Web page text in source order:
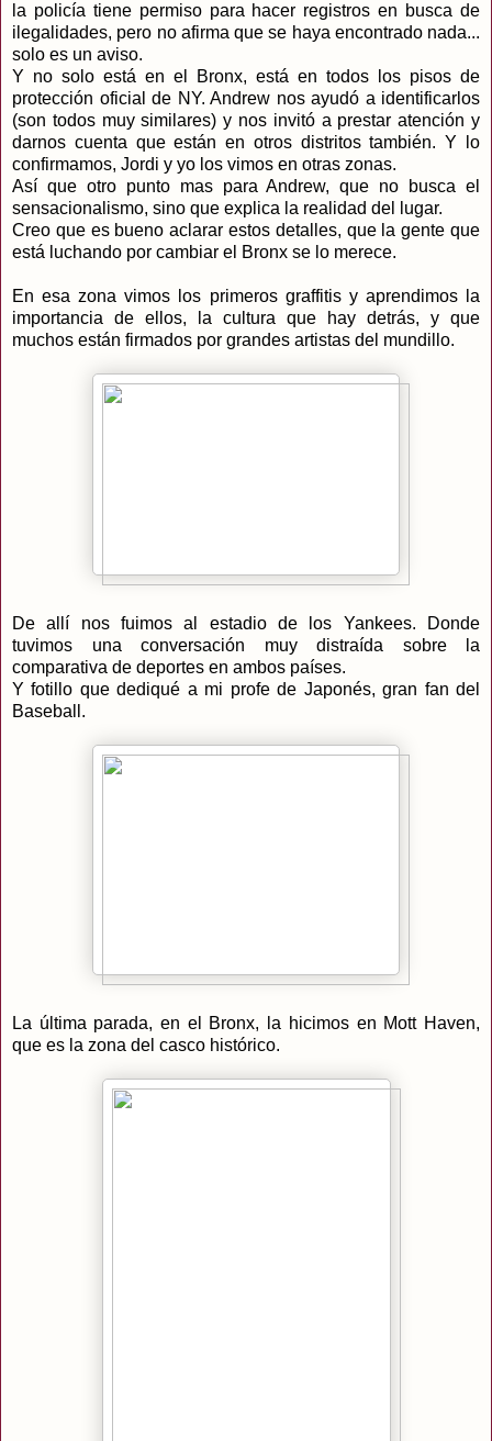
la policía tiene permiso para hacer registros en busca de
ilegalidades, pero no afirma que se haya encontrado nada...
solo es un aviso.
Y no solo está en el Bronx, está en todos los pisos de
protección oficial de NY. Andrew nos ayudó a identificarlos
(son todos muy similares) y nos invitó a prestar atención y
darnos cuenta que están en otros distritos también. Y lo
confirmamos, Jordi y yo los vimos en otras zonas.
Así que otro punto mas para Andrew, que no busca el
sensacionalismo, sino que explica la realidad del lugar.
Creo que es bueno aclarar estos detalles, que la gente que
está luchando por cambiar el Bronx se lo merece.
En esa zona vimos los primeros graffitis y aprendimos la
importancia de ellos, la cultura que hay detrás, y que
muchos están firmados por grandes artistas del mundillo.
De allí nos fuimos al estadio de los Yankees. Donde
tuvimos una conversación muy distraída sobre la
comparativa de deportes en ambos países.
Y fotillo que dediqué a mi profe de Japonés, gran fan del
Baseball.
La última parada, en el Bronx, la hicimos en Mott Haven,
que es la zona del casco histórico.